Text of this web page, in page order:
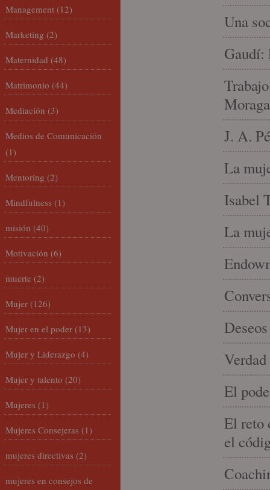
Una
Gaudí:
J. A.
La
Isabel
La
El
El reto
el
Management (12)
Marketing (2)
Maternidad (48)
Matrimonio (44)
Mediación (3)
Medios de Comunicación
(1)
Mentoring (2)
Mindfulness (1)
misión (40)
Motivación (6)
muerte (2)
Mujer (126)
Mujer en el poder (13)
Mujer y Liderazgo (4)
Mujer y talento (20)
Mujeres (1)
Mujeres Consejeras (1)
mujeres directivas (2)
mujeres en consejos de